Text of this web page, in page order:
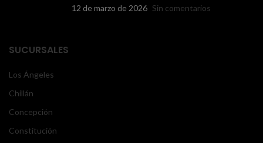
12 de marzo de 2026 Sin comentarios
SUCURSALES
Los Ángeles
Chillán
Concepción
Constitución